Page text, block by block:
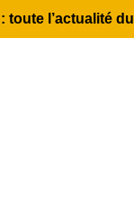
toute l’actualité